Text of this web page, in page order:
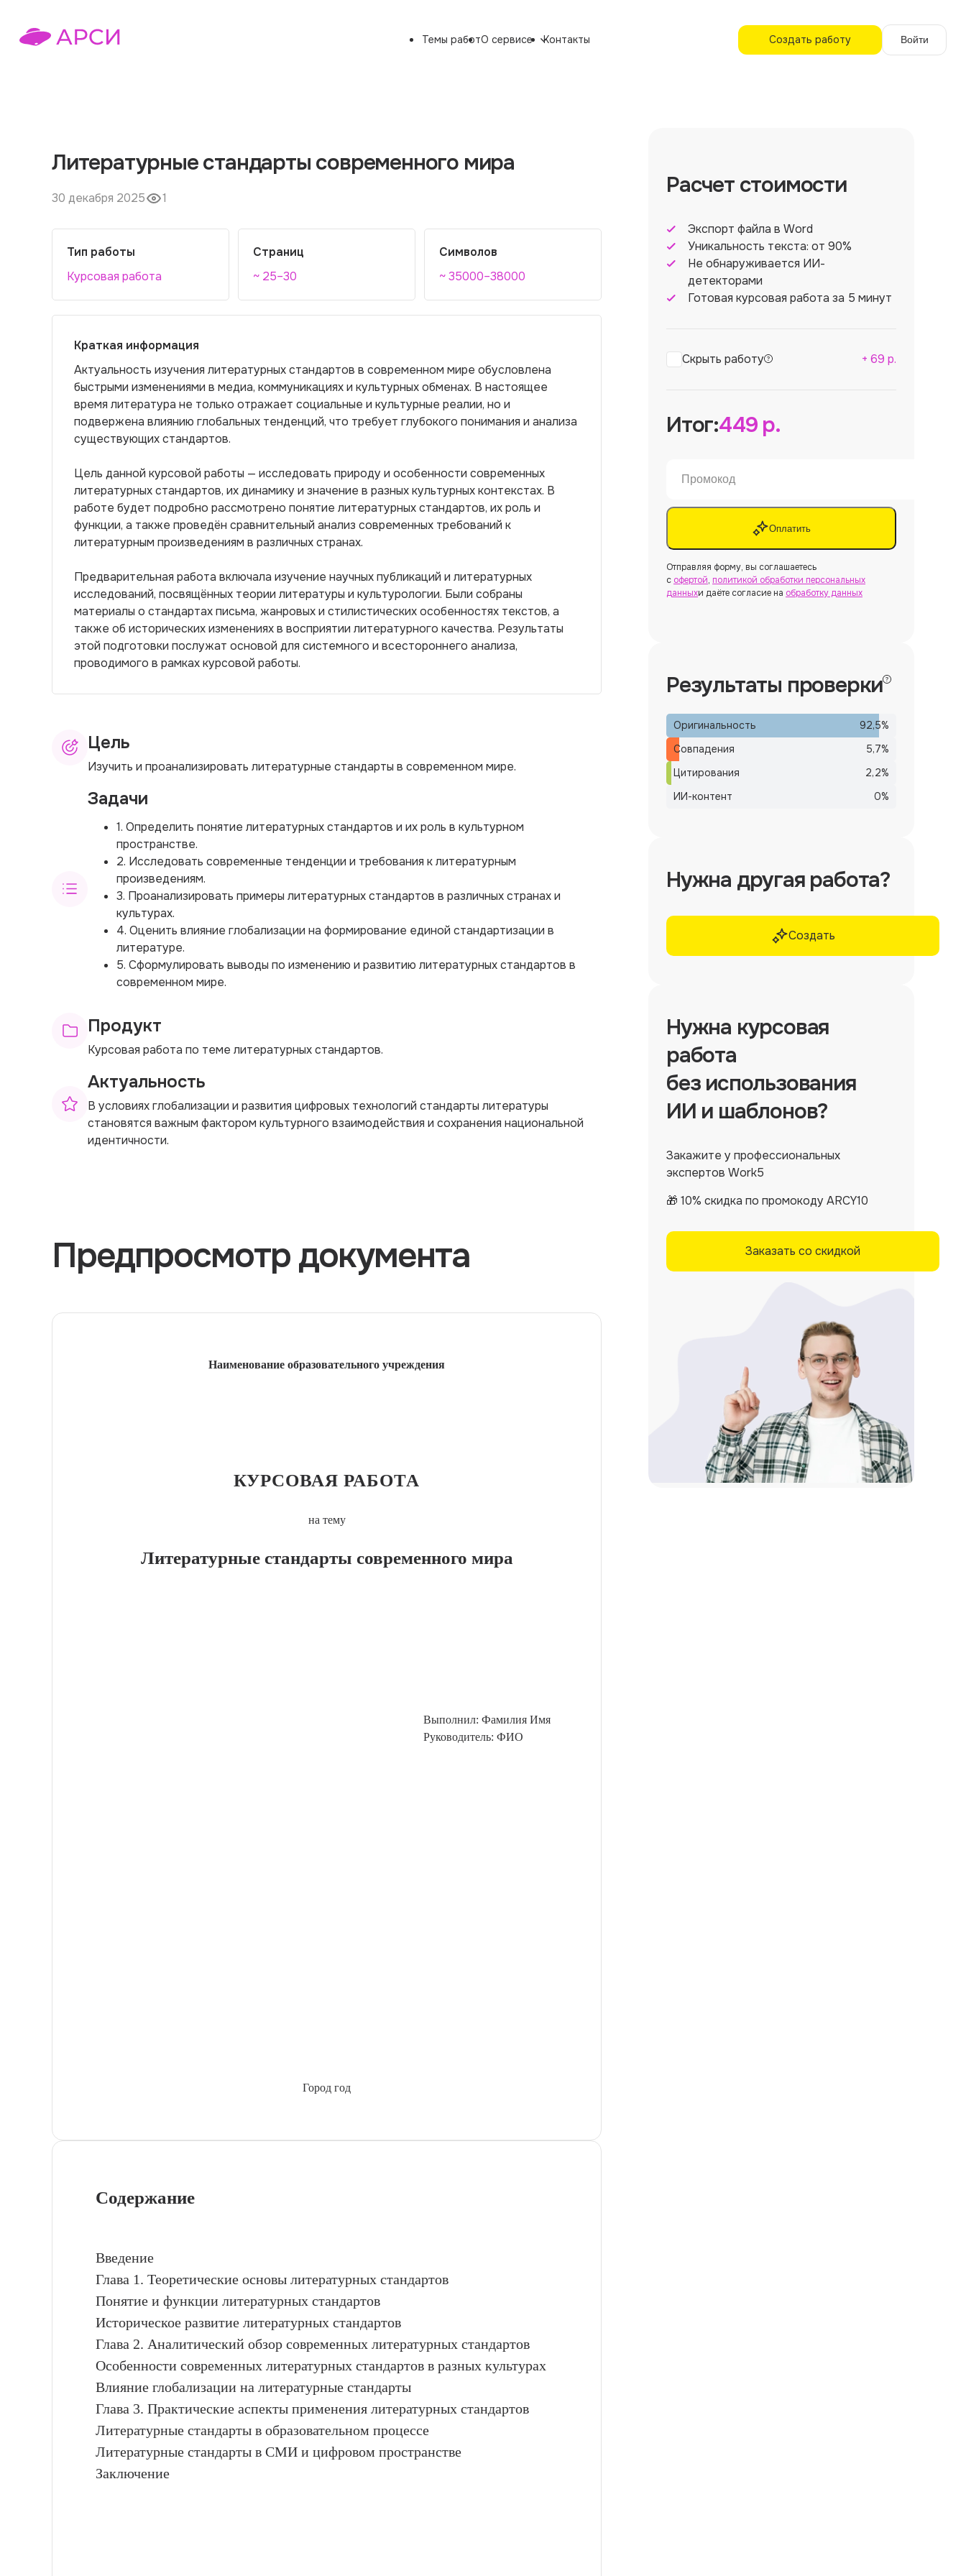
Темы работО сервисе Контакты Создать работу Войти
Литературные стандарты современного мира
30 декабря 2025 1
Тип работы
Курсовая работа
Страниц
~ 25–30
Символов
~ 35000–38000
Краткая информация
Актуальность изучения литературных стандартов в современном мире обусловлена
быстрыми изменениями в медиа, коммуникациях и культурных обменах. В настоящее
время литература не только отражает социальные и культурные реалии, но и
подвержена влиянию глобальных тенденций, что требует глубокого понимания и анализа
существующих стандартов.
Цель данной курсовой работы — исследовать природу и особенности современных
литературных стандартов, их динамику и значение в разных культурных контекстах. В
работе будет подробно рассмотрено понятие литературных стандартов, их роль и
функции, а также проведён сравнительный анализ современных требований к
литературным произведениям в различных странах.
Предварительная работа включала изучение научных публикаций и литературных
исследований, посвящённых теории литературы и культурологии. Были собраны
материалы о стандартах письма, жанровых и стилистических особенностях текстов, а
также об исторических изменениях в восприятии литературного качества. Результаты
этой подготовки послужат основой для системного и всестороннего анализа,
проводимого в рамках курсовой работы.
Цель
Изучить и проанализировать литературные стандарты в современном мире.
Задачи
1. Определить понятие литературных стандартов и их роль в культурном
пространстве.
2. Исследовать современные тенденции и требования к литературным
произведениям.
3. Проанализировать примеры литературных стандартов в различных странах и
культурах.
4. Оценить влияние глобализации на формирование единой стандартизации в
литературе.
5. Сформулировать выводы по изменению и развитию литературных стандартов в
современном мире.
Продукт
Курсовая работа по теме литературных стандартов.
Актуальность
В условиях глобализации и развития цифровых технологий стандарты литературы
становятся важным фактором культурного взаимодействия и сохранения национальной
идентичности.
Предпросмотр документа
Наименование образовательного учреждения
КУРСОВАЯ РАБОТА
на тему
Литературные стандарты современного мира
Выполнил: Фамилия Имя
Руководитель: ФИО
Город год
Содержание
Введение
Глава 1. Теоретические основы литературных стандартов
Понятие и функции литературных стандартов
Историческое развитие литературных стандартов
Глава 2. Аналитический обзор современных литературных стандартов
Особенности современных литературных стандартов в разных культурах
Влияние глобализации на литературные стандарты
Глава 3. Практические аспекты применения литературных стандартов
Литературные стандарты в образовательном процессе
Литературные стандарты в СМИ и цифровом пространстве
Заключение
Расчет стоимости
Экспорт файла в Word
Уникальность текста: от 90%
Не обнаруживается ИИ-
детекторами
Готовая курсовая работа за 5 минут
Скрыть работу + 69 р.
Итог:449р.
Оплатить
Отправляя форму, вы соглашаетесь
с офертой, политикой обработки персональных
данныхи даёте согласие на обработку данных
Результаты проверки
Оригинальность 92,5%
Совпадения
5,7%
Цитирования
2,2%
ИИ-контент
0%
Нужна другая работа?
Создать
Нужна курсовая
работа
без использования
ИИ и шаблонов?
Закажите у профессиональных
экспертов Work5
🎁 10% скидка по промокоду ARCY10
Заказать со скидкой